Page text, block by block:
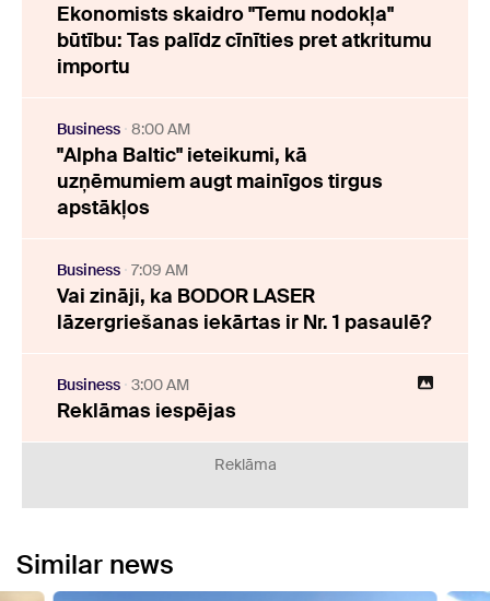
Ekonomists skaidro "Temu nodokļa"
būtību: Tas palīdz cīnīties pret atkritumu
importu
Business 8:00 AM
"Alpha Baltic" ieteikumi, kā
uzņēmumiem augt mainīgos tirgus
apstākļos
Business 7:09 AM
Vai zināji, ka BODOR LASER
lāzergriešanas iekārtas ir Nr. 1 pasaulē?
Business 3:00 AM
Reklāmas iespējas
Reklāma
Similar news